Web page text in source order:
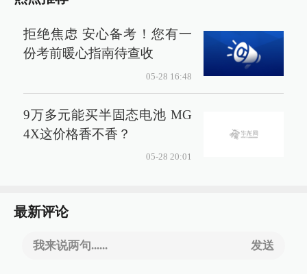
拒绝焦虑 安心备考！您有一
份考前暖心指南待查收
05-28 16:48
9万多元能买半固态电池 MG
4X这价格香不香？
05-28 20:01
最新评论
我来说两句...... 发送